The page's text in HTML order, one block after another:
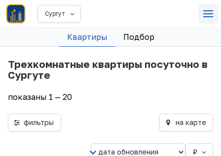
Сургут
Квартиры Подбор
Трехкомнатные квартиры посуточно в
Сургуте
показаны 1 — 20
фильтры на карте
₽